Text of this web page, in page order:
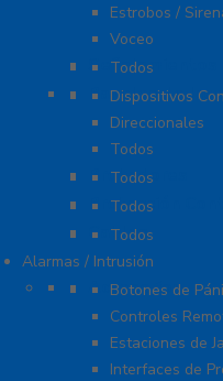
Estrobos /
Voceo
Señalamientos
Todos
Paneles de
Dispositivos
Direccionales
Todos
Probadores
Todos
Protección
Todos
Cables
Todos
Alarmas / Intrusión
Accesorios
Botones de
Controles
Estaciones de
Interfaces de